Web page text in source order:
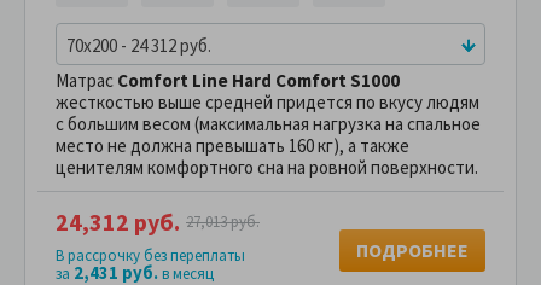
70x200 - 24 312 руб.
Матрас Comfort Line Hard Comfort S1000
жесткостью выше средней придется по вкусу людям
с большим весом (максимальная нагрузка на спальное
место не должна превышать 160 кг), а также
ценителям комфортного сна на ровной поверхности.
24,312 руб. 27,013 руб.
В рассрочку без переплаты
за 2,431 руб.в месяц
ПОДРОБНЕЕ